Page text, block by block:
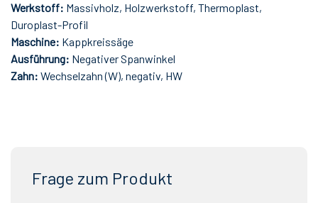
Werkstoff: Massivholz, Holzwerkstoff, Thermoplast,
Duroplast-Profil
Maschine: Kappkreissäge
Ausführung: Negativer Spanwinkel
Zahn: Wechselzahn (W), negativ, HW
Frage zum Produkt